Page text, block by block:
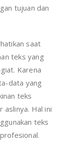
tujuan dan
saat
teks yang
Karena
data yang
teks
Hal ini
teks